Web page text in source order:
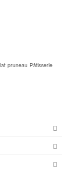
pruneau Pâtisserie